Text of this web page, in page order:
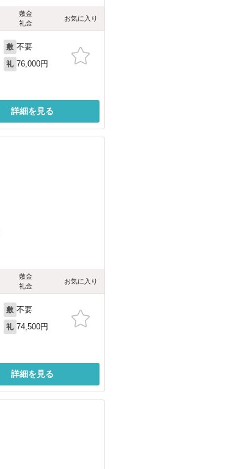
敷金
礼金
お気に入り
敷 不要
礼 76,000円
詳細を見る
敷金
礼金
お気に入り
敷 不要
礼 74,500円
詳細を見る